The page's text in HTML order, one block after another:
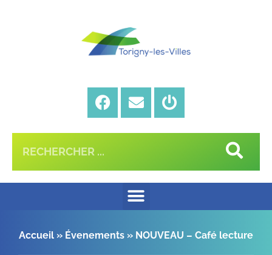
Accueil » Évenements » NOUVEAU – Café lecture